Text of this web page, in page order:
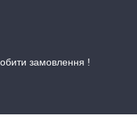
замовлення !